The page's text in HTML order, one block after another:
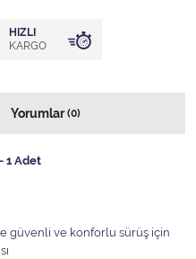
HIZLI
KARGO
Yorumlar(0)
1 Adet
güvenli ve konforlu sürüş için